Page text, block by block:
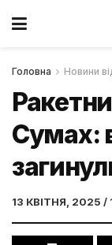
Головна Новини
Сумах:
13 КВІТНЯ, 2025 /